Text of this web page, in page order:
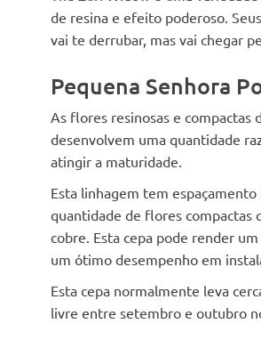
de resina e efeito poderoso.
vai te derrubar, mas vai chegar
Pequena Senhora
As flores resinosas e compactas
desenvolvem uma quantidade
atingir a maturidade.
Esta linhagem tem
quantidade de flores compactas
cobre. Esta cepa pode render
um ótimo desempenho em
Esta cepa normalmente leva
livre entre setembro e outubro